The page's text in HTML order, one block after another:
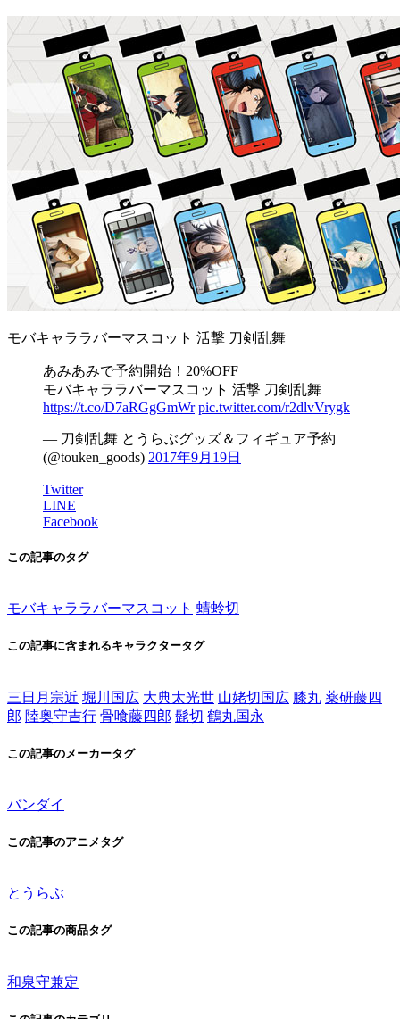
モバキャララバーマスコット 活撃 刀剣乱舞
あみあみで予約開始！20%OFF
モバキャララバーマスコット 活撃 刀剣乱舞
https://t.co/D7aRGgGmWr pic.twitter.com/r2dlvVrygk
— 刀剣乱舞 とうらぶグッズ＆フィギュア予約
(@touken_goods) 2017年9月19日
Twitter
LINE
Facebook
この記事のタグ
モバキャララバーマスコット 蜻蛉切
この記事に含まれるキャラクタータグ
三日月宗近 堀川国広 大典太光世 山姥切国広 膝丸 薬研藤四
郎 陸奥守吉行 骨喰藤四郎 髭切 鶴丸国永
この記事のメーカータグ
バンダイ
この記事のアニメタグ
とうらぶ
この記事の商品タグ
和泉守兼定